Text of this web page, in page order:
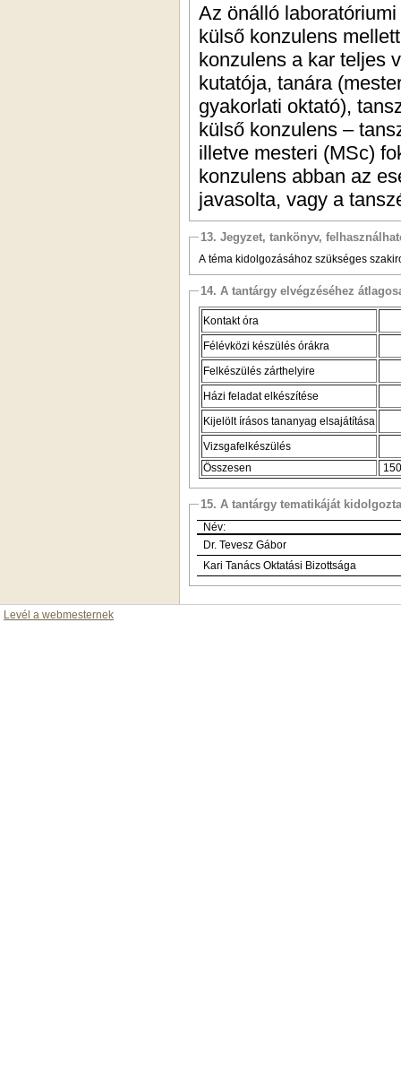
Az önálló
külső konzulens
konzulens a kar teljes
kutatója, tanára
gyakorlati oktató),
külső konzulens –
illetve mesteri (MSc)
konzulens abban az
javasolta, vagy a
13. Jegyzet, tankönyv,
A téma kidolgozásához szükséges
14. A tantárgy elvégzéséhez
Kontakt óra
Félévközi készülés órákra
Felkészülés zárthelyire
Házi feladat elkészítése
Kijelölt írásos tananyag elsajátítása
Vizsgafelkészülés
Összesen
15. A tantárgy tematikáját kidolgozta
Név:
Dr. Tevesz Gábor
Kari Tanács Oktatási Bizottsága
Levél a webmesternek